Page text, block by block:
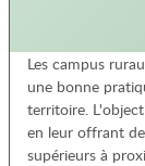
Les campus
une bonne
territoire.
en leur offrant
supérieurs à